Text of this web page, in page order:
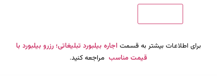
برای اطلاعات بیشتر به قسمت اجاره بیلبورد تبلیغاتی؛ رزرو بیلبورد با
قیمت مناسب مراجعه کنید.